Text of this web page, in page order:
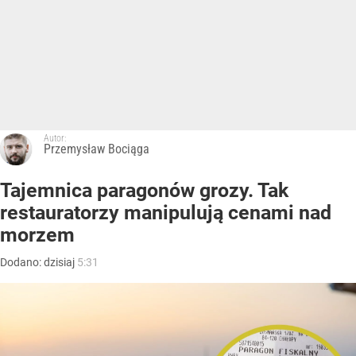
Autor:
Przemysław Bociąga
Tajemnica paragonów grozy. Tak
restauratorzy manipulują cenami nad
morzem
Dodano:dzisiaj 5:31